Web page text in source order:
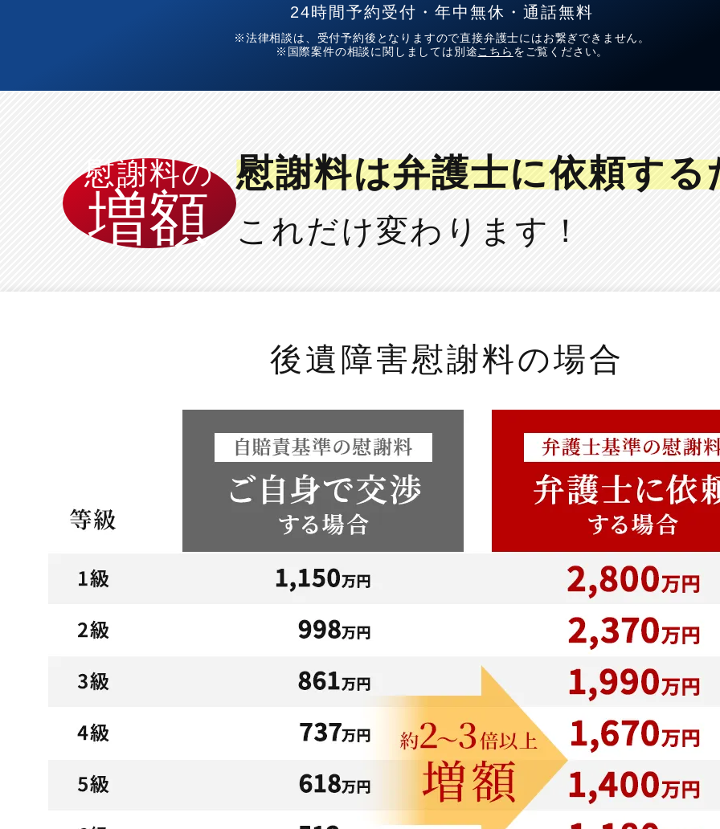
24時間予約受付・年中無休・通話無料
※法律相談は、受付予約後となりますので直接弁護士にはお繋ぎできません。
※国際案件の相談に関しましては別途こちら をご覧ください。
慰謝料の
増額
慰謝料は弁護士に依頼する
これだけ変わります！
後遺障害慰謝料の場合